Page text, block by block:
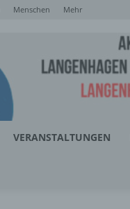
Menschen Mehr
VERANSTALTUNGEN